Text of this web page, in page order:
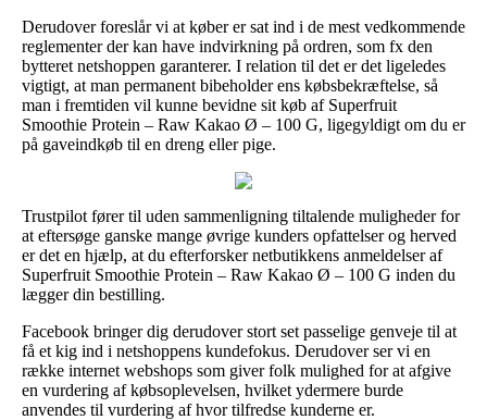
Derudover foreslår vi at køber er sat ind i de mest vedkommende
reglementer der kan have indvirkning på ordren, som fx den
bytteret netshoppen garanterer. I relation til det er det ligeledes
vigtigt, at man permanent bibeholder ens købsbekræftelse, så
man i fremtiden vil kunne bevidne sit køb af Superfruit
Smoothie Protein – Raw Kakao Ø – 100 G, ligegyldigt om du er
på gaveindkøb til en dreng eller pige.
Trustpilot fører til uden sammenligning tiltalende muligheder for
at eftersøge ganske mange øvrige kunders opfattelser og herved
er det en hjælp, at du efterforsker netbutikkens anmeldelser af
Superfruit Smoothie Protein – Raw Kakao Ø – 100 G inden du
lægger din bestilling.
Facebook bringer dig derudover stort set passelige genveje til at
få et kig ind i netshoppens kundefokus. Derudover ser vi en
række internet webshops som giver folk mulighed for at afgive
en vurdering af købsoplevelsen, hvilket ydermere burde
anvendes til vurdering af hvor tilfredse kunderne er.